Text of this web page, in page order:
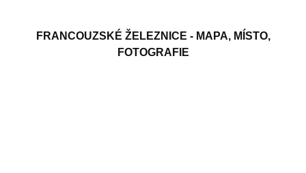
FRANCOUZSKÉ ŽELEZNICE - MAPA, MÍSTO,
FOTOGRAFIE